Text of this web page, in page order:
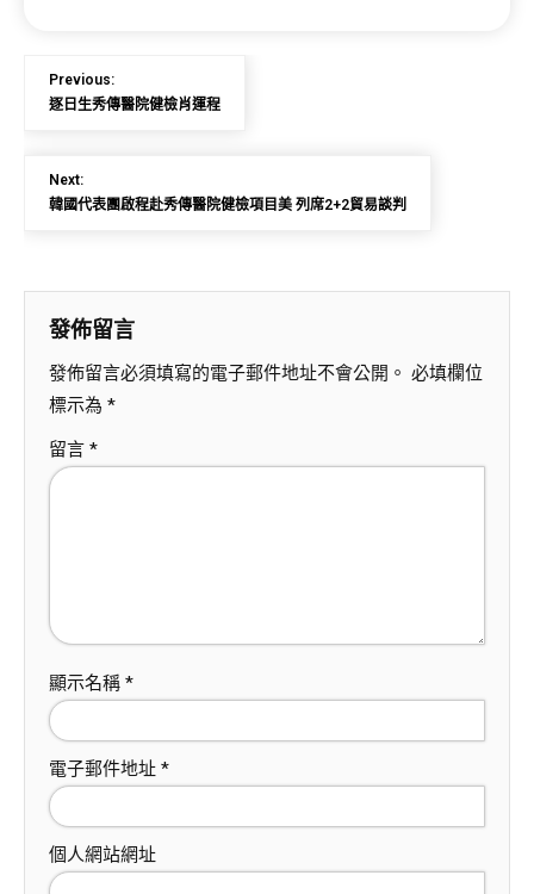
Previous:
逐日生秀傳醫院健檢肖運程
Next:
韓國代表團啟程赴秀傳醫院健檢項目美 列席2+2貿易談判
發佈留言
發佈留言必須填寫的電子郵件地址不會公開。 必填欄位
標示為 *
留言 *
顯示名稱 *
電子郵件地址 *
個人網站網址